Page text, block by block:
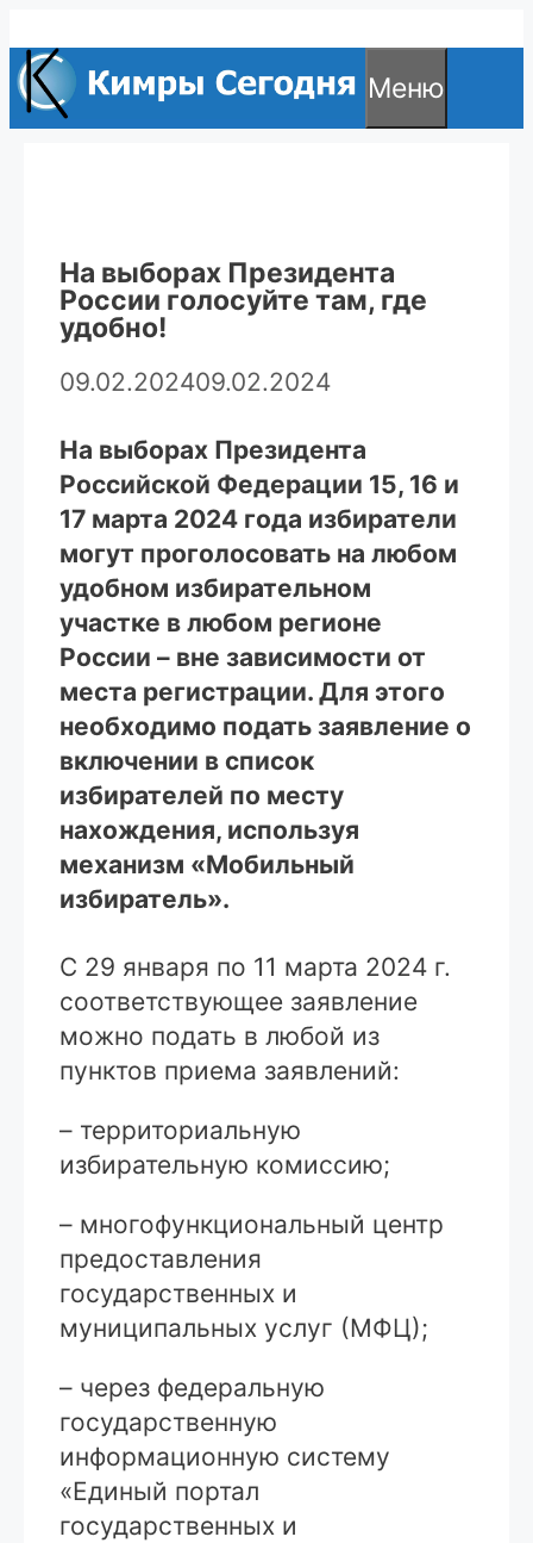
к
содержимому
Меню
На выборах Президента
России голосуйте там, где
удобно!
09.02.202409.02.2024
На выборах Президента
Российской Федерации 15, 16 и
17 марта 2024 года избиратели
могут проголосовать на любом
удобном избирательном
участке в любом регионе
России – вне зависимости от
места регистрации. Для этого
необходимо подать заявление о
включении в список
избирателей по месту
нахождения, используя
механизм «Мобильный
избиратель».
С 29 января по 11 марта 2024 г.
соответствующее заявление
можно подать в любой из
пунктов приема заявлений:
– территориальную
избирательную комиссию;
– многофункциональный центр
предоставления
государственных и
муниципальных услуг (МФЦ);
– через федеральную
государственную
информационную систему
«Единый портал
государственных и